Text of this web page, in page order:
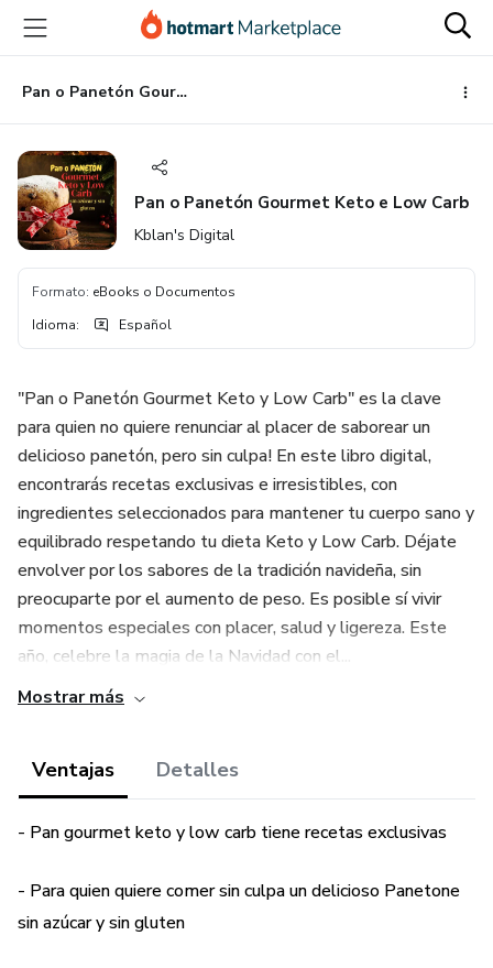
principal
página
de
página
Pan o Panetón Gourmet Keto e Low Carb
Pan o Panetón Gourmet Keto e Low Carb
Kblan's Digital
Formato: eBooks o Documentos
Idioma: Español
"Pan o Panetón Gourmet Keto y Low Carb" es la clave
para quien no quiere renunciar al placer de saborear un
delicioso panetón, pero sin culpa! En este libro digital,
encontrarás recetas exclusivas e irresistibles, con
ingredientes seleccionados para mantener tu cuerpo sano y
equilibrado respetando tu dieta Keto y Low Carb. Déjate
envolver por los sabores de la tradición navideña, sin
preocuparte por el aumento de peso. Es posible sí vivir
momentos especiales con placer, salud y ligereza. Este
año, celebre la magia de la Navidad con el...
Mostrar más
Ventajas Detalles
- Pan gourmet keto y low carb tiene recetas exclusivas
- Para quien quiere comer sin culpa un delicioso Panetone
sin azúcar y sin gluten